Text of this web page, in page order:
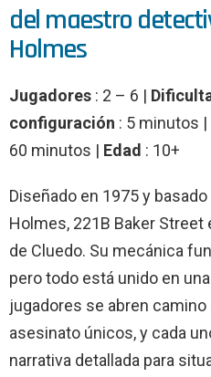
del maestro
Holmes
Jugadores : 2 – 6 |
configuración : 5 minutos |
60 minutos | Edad : 10+
Diseñado en 1975 y
Holmes, 221B Baker
de Cluedo. Su mecánica
pero todo está unido en
jugadores se abren
asesinato únicos, y cada
narrativa detallada para